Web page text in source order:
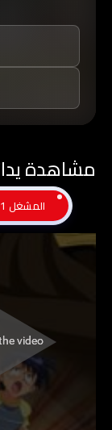
يبدأ ورد
وهو شقيق
بوم مسجون
مشاهدة
المشغل 1
video.